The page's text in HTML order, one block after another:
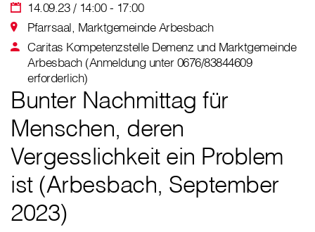
14.09.23 / 14:00 - 17:00
Pfarrsaal, Marktgemeinde Arbesbach
Caritas Kompetenzstelle Demenz und Marktgemeinde
Arbesbach (Anmeldung unter 0676/83844609
erforderlich)
Bunter Nachmittag für
Menschen, deren
Vergesslichkeit ein Problem
ist (Arbesbach, September
2023)